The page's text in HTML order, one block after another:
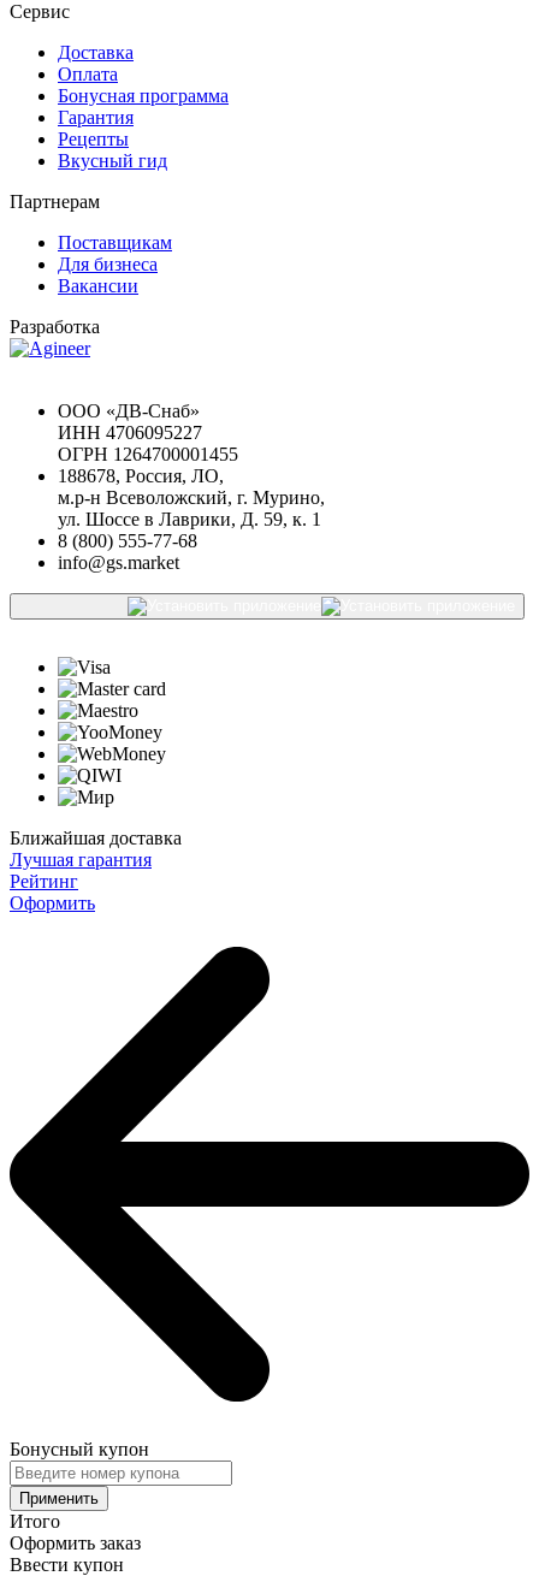
Сервис
Доставка
Оплата
Бонусная программа
Гарантия
Рецепты
Вкусный гид
Партнерам
Поставщикам
Для бизнеса
Вакансии
Разработка
ООО «ДВ-Снаб»
ИНН 4706095227
ОГРН 1264700001455
188678, Россия, ЛО,
м.р-н Всеволожский, г. Мурино,
ул. Шоссе в Лаврики, Д. 59, к. 1
8 (800) 555-77-68
info@gs.market
Ближайшая доставка
Лучшая гарантия
Рейтинг
Оформить
Бонусный купон
Применить
Итого
Оформить заказ
Ввести купон